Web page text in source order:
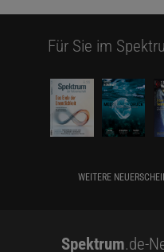
Für Sie im
WEITERE
Spektrum.de-